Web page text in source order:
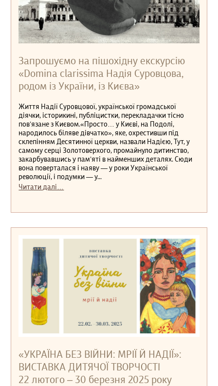
Запрошуємо на пішохідну екскурсію
«Domina clarissima Надія Суровцова,
родом із України, із Києва»
Життя Надії Суровцової, української громадської
діячки, історикині, публіцистки, перекладачки тісно
пов’язане з Києвом.«Просто… у Києві, на Подолі,
народилось біляве дівчатко», яке, охрестивши під
склепінням Десятинної церкви, назвали Надією, Тут, у
самому серці Золотоверхого, промайнуло дитинство,
закарбувавшись у пам’яті в найменших деталях. Сюди
вона поверталася і наяву — у роки Української
революції, і подумки — у...
Читати далі…
«УКРАЇНА БЕЗ ВІЙНИ: МРІЇ Й НАДІЇ»:
ВИСТАВКА ДИТЯЧОЇ ТВОРЧОСТІ
22 лютого ‒ 30 березня 2025 року